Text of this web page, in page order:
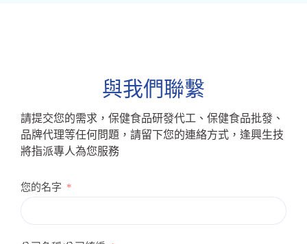
與我們聯繫
請提交您的需求，保健食品研發代工、保健食品批發、
品牌代理等任何問題，請留下您的連絡方式，逢興生技
將指派專人為您服務
您的名字